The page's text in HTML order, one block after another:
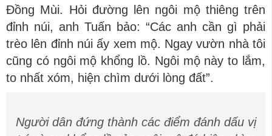
Đồng Mùi. Hỏi đường lên ngôi mộ thiêng trên
đỉnh núi, anh Tuấn bảo: “Các anh cần gì phải
trèo lên đỉnh núi ấy xem mộ. Ngay vườn nhà tôi
cũng có ngôi mộ khổng lồ. Ngôi mộ này to lắm,
to nhất xóm, hiện chìm dưới lòng đất”.
Người dân đứng thành các điểm đánh dấu vị